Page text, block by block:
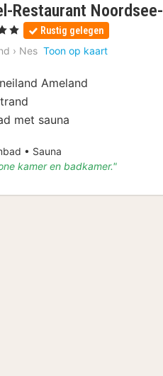
Restaurant Noordsee-
Rustig gelegen
› Nes Toon op kaart
Ameland
met sauna
• Sauna
kamer en badkamer."